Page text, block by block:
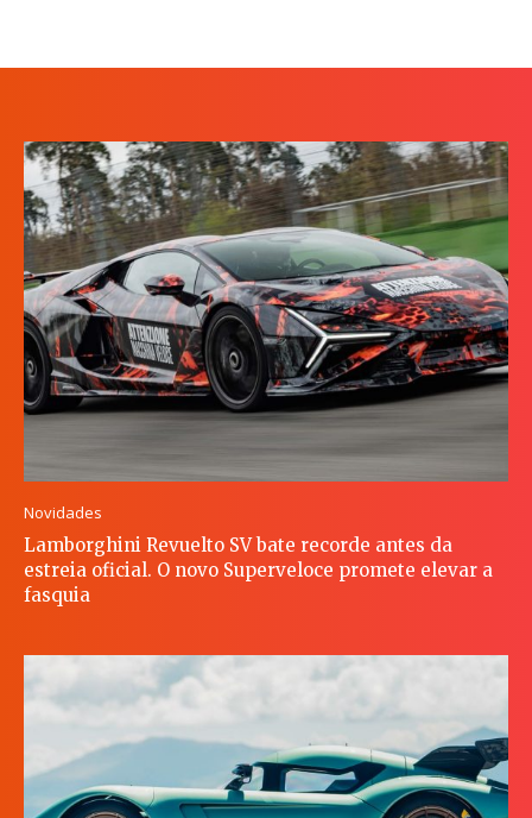
Novidades
Lamborghini Revuelto SV bate recorde antes da
estreia oficial. O novo Superveloce promete elevar a
fasquia